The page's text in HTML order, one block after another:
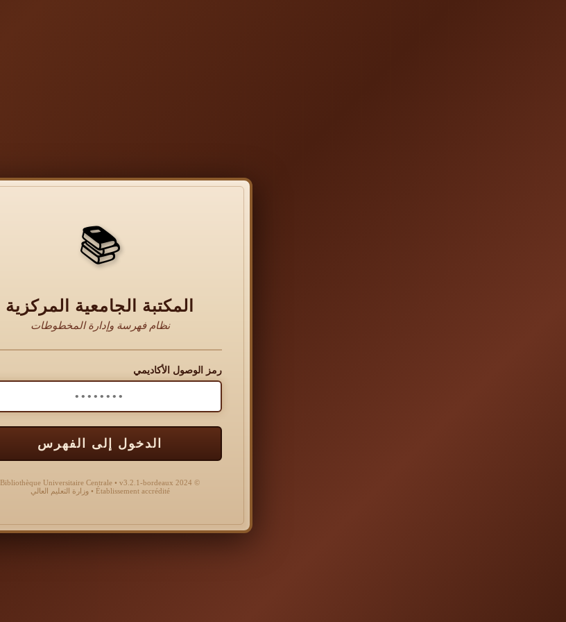
📚
المكتبة الجامعية المركزية
نظام فهرسة وإدارة المخطوطات
رمز الوصول الأكاديمي
الدخول إلى الفهرس
© 2024 Bibliothèque Universitaire Centrale • v3.2.1-bordeaux
Établissement accrédité • وزارة التعليم العالي